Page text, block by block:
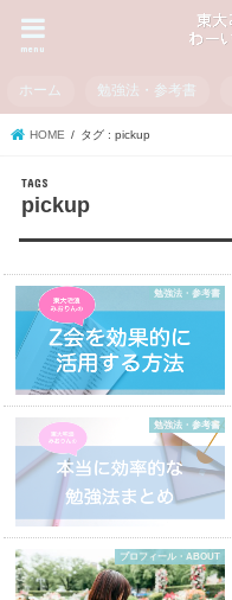
menu
ホーム 勉強法・参考書
HOME タグ : pickup
pickup
勉強法・参考書
勉強法・参考書
プロフィール・ABOUT